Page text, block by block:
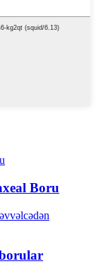
Boru